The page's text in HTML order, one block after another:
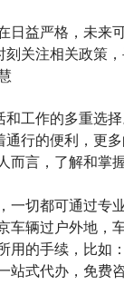
日益严格，未来
关注相关政策
工作的多重选
行的便利，更多
而言，了解和掌
一切都可通过专
车辆过户外地，
用的手续，比如
式代办，免费咨